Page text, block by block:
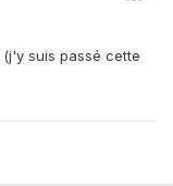
suis passé cette